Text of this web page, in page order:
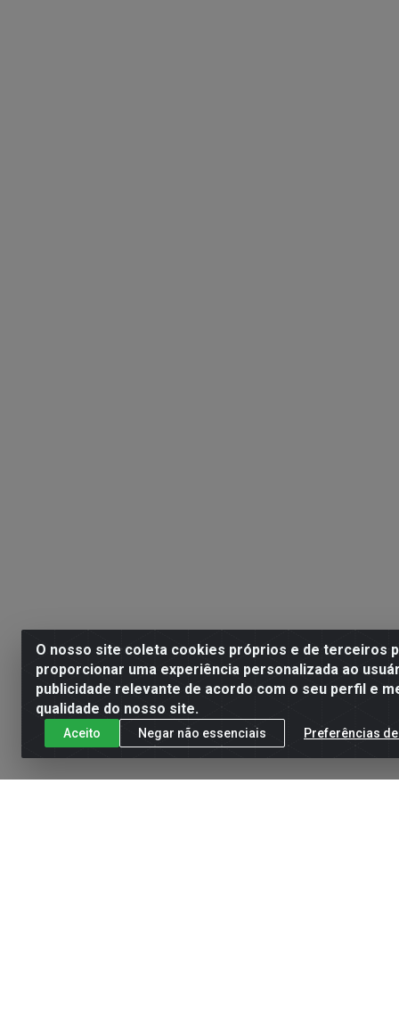
O nosso site coleta cookies próprios e de terceiros
proporcionar uma experiência personalizada ao
publicidade relevante de acordo com o seu perfil e
qualidade do nosso site.
Aceito Negar não essenciais Preferências